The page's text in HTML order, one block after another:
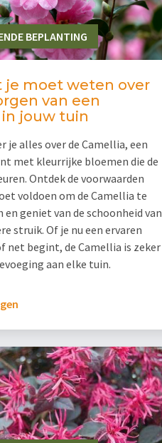
BEPLANTING
je moet weten over
van een
in jouw tuin
je alles over de Camellia, een
met kleurrijke bloemen die de
Ontdek de voorwaarden
voldoen om de Camellia te
geniet van de schoonheid van
struik. Of je nu een ervaren
net begint, de Camellia is zeker
aan elke tuin.